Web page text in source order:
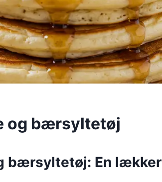
og bærsyltetøj
bærsyltetøj: En lækker